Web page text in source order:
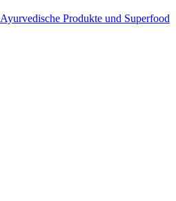
Ayurvedische Produkte und Superfood